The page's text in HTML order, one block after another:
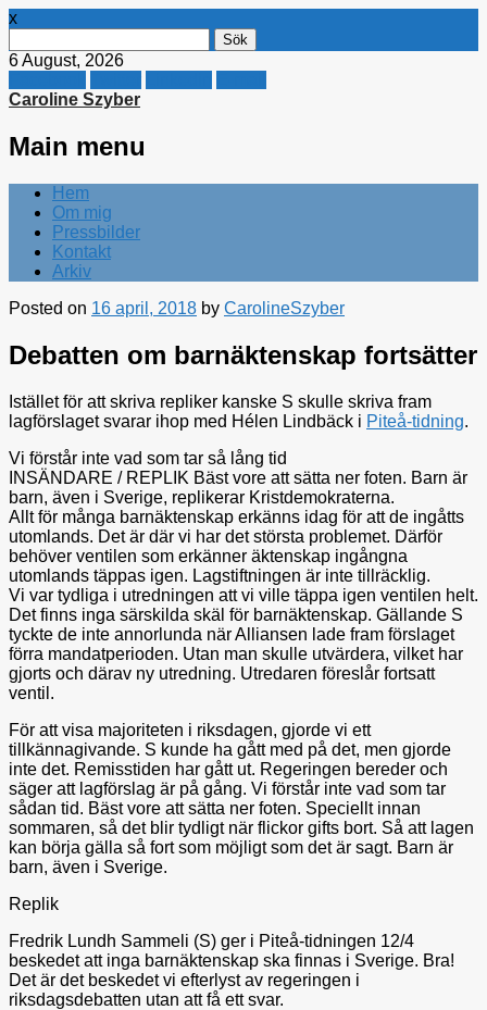
x
efter:
6 August, 2026
Caroline Szyber
Main menu
Skip
content
Hem
Om mig
Pressbilder
Kontakt
Arkiv
Posted on 16 april, 2018 by CarolineSzyber
Debatten om barnäktenskap fortsätter
Istället för att skriva repliker kanske S skulle skriva fram
lagförslaget svarar ihop med Hélen Lindbäck i Piteå-tidning.
Vi förstår inte vad som tar så lång tid
INSÄNDARE / REPLIK Bäst vore att sätta ner foten. Barn är
barn, även i Sverige, replikerar Kristdemokraterna.
Allt för många barnäktenskap erkänns idag för att de ingåtts
utomlands. Det är där vi har det största problemet. Därför
behöver ventilen som erkänner äktenskap ingångna
utomlands täppas igen. Lagstiftningen är inte tillräcklig.
Vi var tydliga i utredningen att vi ville täppa igen ventilen helt.
Det finns inga särskilda skäl för barnäktenskap. Gällande S
tyckte de inte annorlunda när Alliansen lade fram förslaget
förra mandatperioden. Utan man skulle utvärdera, vilket har
gjorts och därav ny utredning. Utredaren föreslår fortsatt
ventil.
För att visa majoriteten i riksdagen, gjorde vi ett
tillkännagivande. S kunde ha gått med på det, men gjorde
inte det. Remisstiden har gått ut. Regeringen bereder och
säger att lagförslag är på gång. Vi förstår inte vad som tar
sådan tid. Bäst vore att sätta ner foten. Speciellt innan
sommaren, så det blir tydligt när flickor gifts bort. Så att lagen
kan börja gälla så fort som möjligt som det är sagt. Barn är
barn, även i Sverige.
Replik
Fredrik Lundh Sammeli (S) ger i Piteå-tidningen 12/4
beskedet att inga barnäktenskap ska finnas i Sverige. Bra!
Det är det beskedet vi efterlyst av regeringen i
riksdagsdebatten utan att få ett svar.